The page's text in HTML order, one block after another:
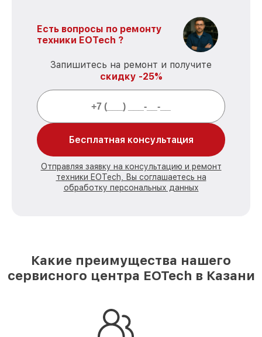
Есть вопросы по ремонту
техники EOTech ?
Запишитесь на ремонт и получите
скидку -25%
Бесплатная консультация
Отправляя заявку на консультацию и ремонт
техники EOTech, Вы соглашаетесь на
обработку персональных данных
Какие преимущества нашего
сервисного центра EOTech в Казани